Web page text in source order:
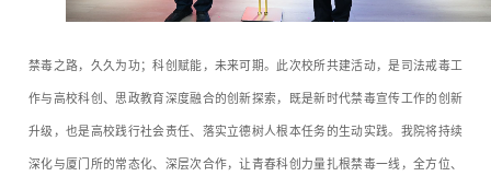
禁毒之路，久久为功；科创赋能，未来可期。此次校所共建活动，是司法戒毒工
作与高校科创、思政教育深度融合的创新探索，既是新时代禁毒宣传工作的创新
升级，也是高校践行社会责任、落实立德树人根本任务的生动实践。我院将持续
深化与厦门所的常态化、深层次合作，让青春科创力量扎根禁毒一线，全方位、